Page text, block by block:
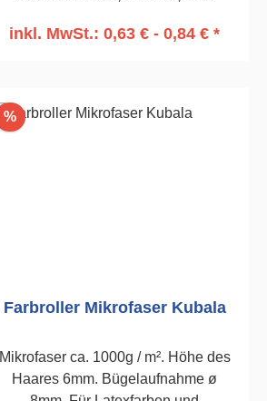
inkl. MwSt.: 0,63 € - 0,84 € *
%Rabatt
Farbroller Mikrofaser Kubala
Mikrofaser ca. 1000g / m². Höhe des
Haares 6mm. Bügelaufnahme ø